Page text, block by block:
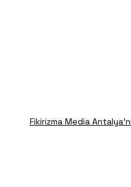
Fikirizma Media